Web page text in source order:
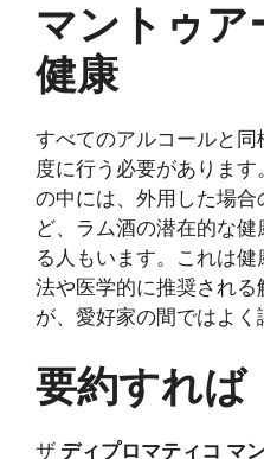
マントゥア
健康
すべてのアルコールと
度に行う必要がありま
の中には、外用した場
ど、ラム酒の潜在的な
る人もいます。これは
法や医学的に推奨され
が、愛好家の間ではよく
要約すれば
ザ ディプロマティコ マ